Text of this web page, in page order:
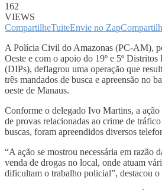
162
VIEWS
CompartilheTuiteEnvie no Zap
A Polícia Civil do Amazonas (PC-AM),
Oeste e com o apoio do 19º e 5º Distritos
(DIPs), deflagrou uma operação que
três mandados de busca e apreensão no
oeste de Manaus.
Conforme o delegado Ivo Martins, a
de provas relacionadas ao crime de
buscas, foram apreendidos diversos
“A ação se mostrou necessária em razão
venda de drogas no local, onde atuam
dificultam o trabalho policial”, destacou o